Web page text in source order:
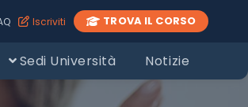
Iscriviti TROVA IL CORSO
Sedi Università Notizie